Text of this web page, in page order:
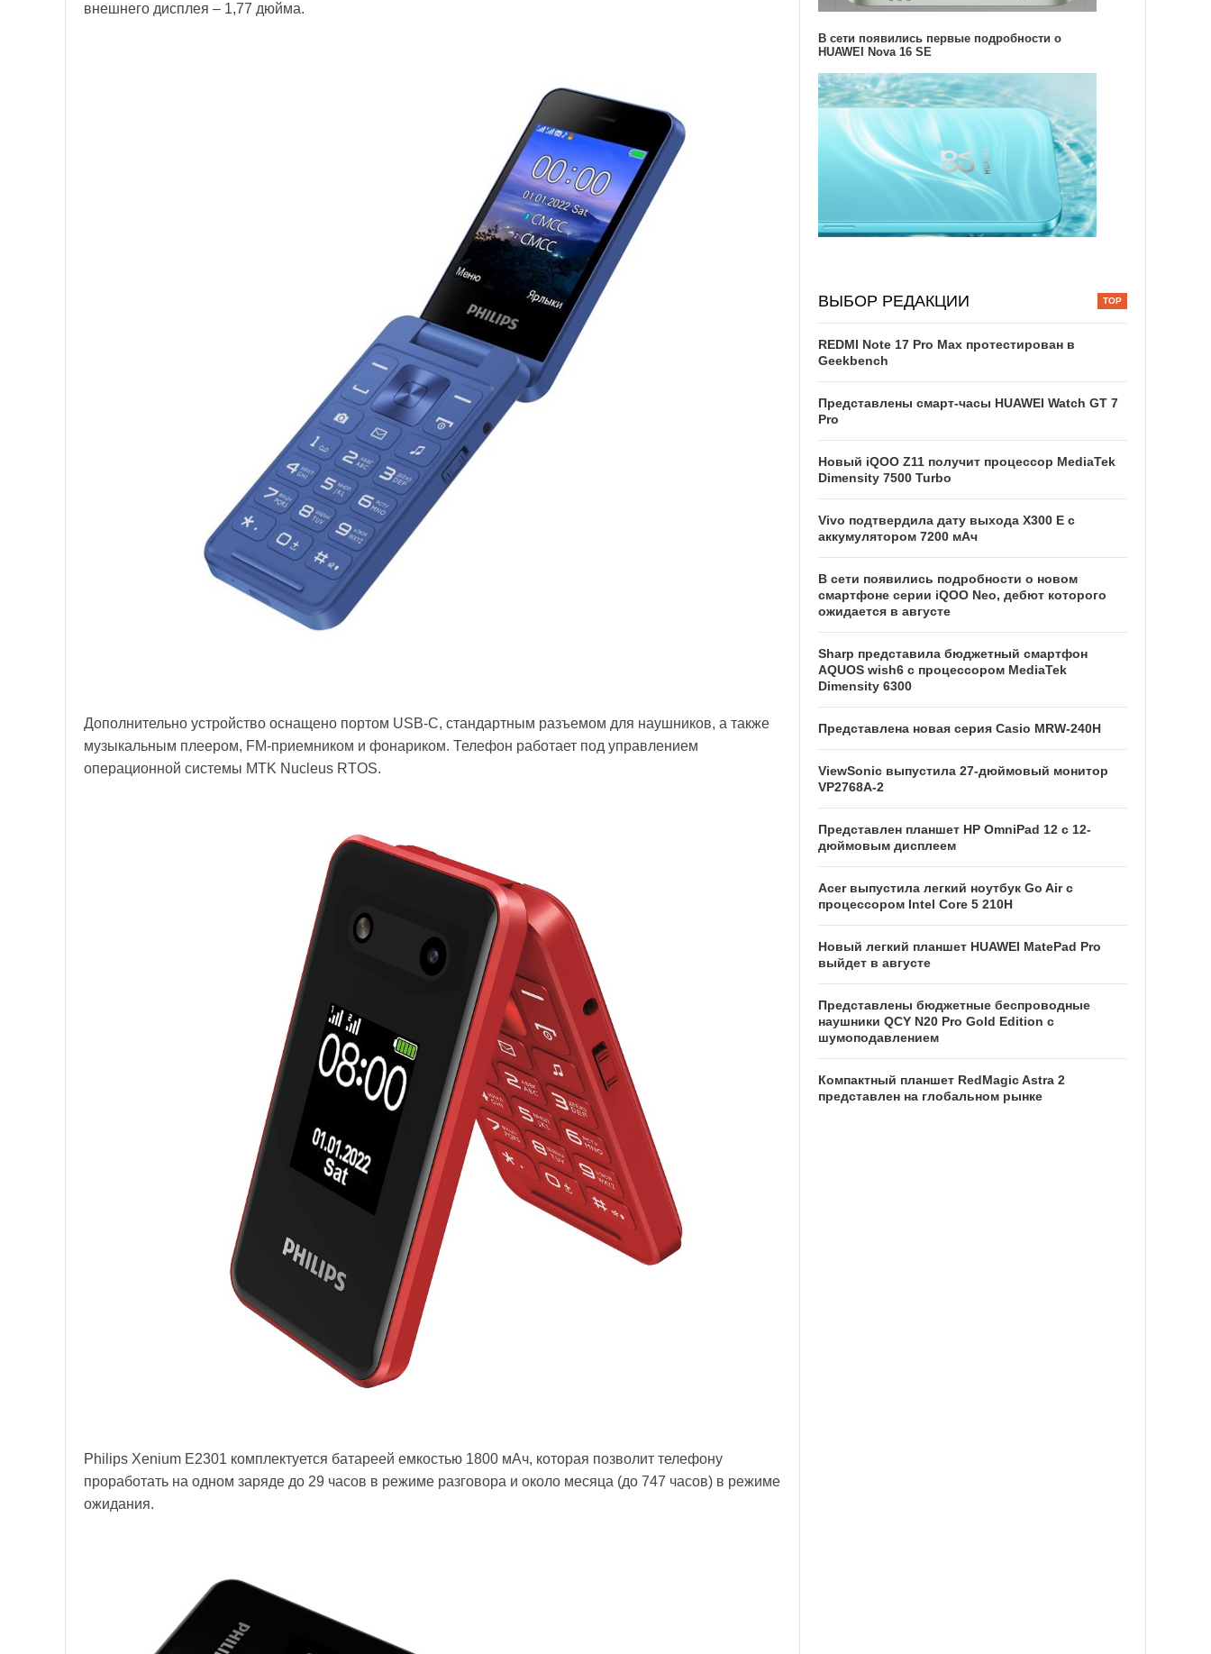
внешнего дисплея – 1,77 дюйма.
Дополнительно устройство оснащено портом USB-C, стандартным разъемом для наушников, а также
музыкальным плеером, FM-приемником и фонариком. Телефон работает под управлением
операционной системы MTK Nucleus RTOS.
Philips Xenium E2301 комплектуется батареей емкостью 1800 мАч, которая позволит телефону
проработать на одном заряде до 29 часов в режиме разговора и около месяца (до 747 часов) в режиме
ожидания.
В сети появились первые подробности о
HUAWEI Nova 16 SE
ВЫБОР РЕДАКЦИИ
REDMI Note 17 Pro Max протестирован в
Geekbench
Представлены смарт-часы HUAWEI Watch GT 7
Pro
Новый iQOO Z11 получит процессор MediaTek
Dimensity 7500 Turbo
Vivo подтвердила дату выхода X300 E с
аккумулятором 7200 мАч
В сети появились подробности о новом
смартфоне серии iQOO Neo, дебют которого
ожидается в августе
Sharp представила бюджетный смартфон
AQUOS wish6 с процессором MediaTek
Dimensity 6300
Представлена новая серия Casio MRW-240H
ViewSonic выпустила 27-дюймовый монитор
VP2768A-2
Представлен планшет HP OmniPad 12 с 12-
дюймовым дисплеем
Acer выпустила легкий ноутбук Go Air c
процессором Intel Core 5 210H
Новый легкий планшет HUAWEI MatePad Pro
выйдет в августе
Представлены бюджетные беспроводные
наушники QCY N20 Pro Gold Edition с
шумоподавлением
Компактный планшет RedMagic Astra 2
представлен на глобальном рынке